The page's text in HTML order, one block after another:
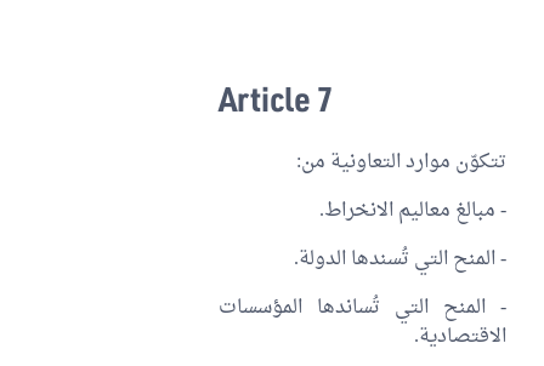
Article 7
تتكوّن موارد التعاونية من:
- مبالغ معاليم الانخراط.
- المنح التي تُسندها الدولة.
- المنح التي تُساندها المؤسسات
الاقتصادية.